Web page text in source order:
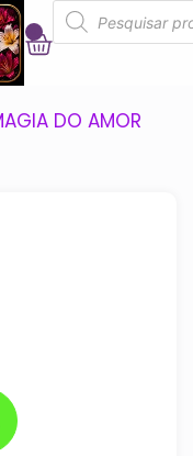
DO AMOR